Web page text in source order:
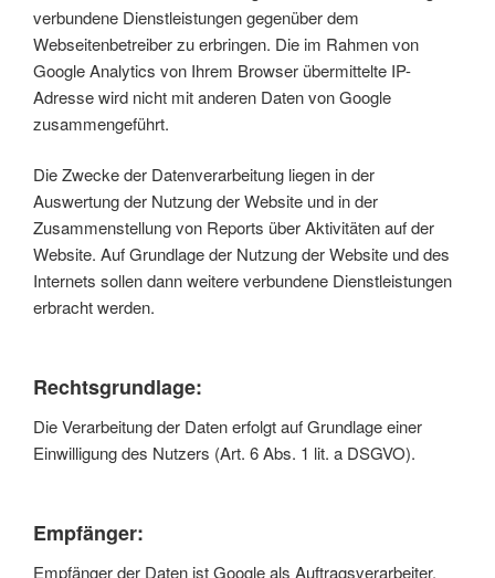
verbundene Dienstleistungen gegenüber dem
Webseitenbetreiber zu erbringen. Die im Rahmen von
Google Analytics von Ihrem Browser übermittelte IP-
Adresse wird nicht mit anderen Daten von Google
zusammengeführt.
Die Zwecke der Datenverarbeitung liegen in der
Auswertung der Nutzung der Website und in der
Zusammenstellung von Reports über Aktivitäten auf der
Website. Auf Grundlage der Nutzung der Website und des
Internets sollen dann weitere verbundene Dienstleistungen
erbracht werden.
Rechtsgrundlage:
Die Verarbeitung der Daten erfolgt auf Grundlage einer
Einwilligung des Nutzers (Art. 6 Abs. 1 lit. a DSGVO).
Empfänger:
Empfänger der Daten ist Google als Auftragsverarbeiter.